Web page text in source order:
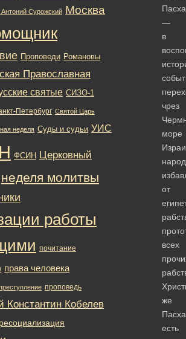
Пасха
—
в
чрез
море
от
всех
же
Пасха
есть
Сурожский Москва
Проповеди Романовы
Православная
святые СИЗО-1
Петербург Святой Царь
неделя Суды и судьи УИС
ФСИН Церковный
неделя молитвы
работы
почитание
права человека
проповедь
Константин Кобелев
ресоциализация